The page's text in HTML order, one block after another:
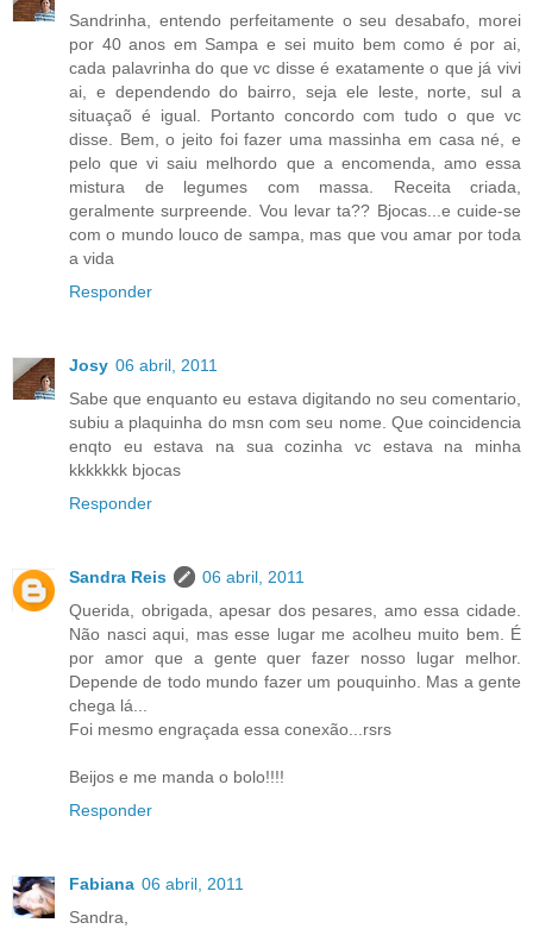
Sandrinha, entendo perfeitamente o seu desabafo, morei
por 40 anos em Sampa e sei muito bem como é por ai,
cada palavrinha do que vc disse é exatamente o que já vivi
ai, e dependendo do bairro, seja ele leste, norte, sul a
situaçaõ é igual. Portanto concordo com tudo o que vc
disse. Bem, o jeito foi fazer uma massinha em casa né, e
pelo que vi saiu melhordo que a encomenda, amo essa
mistura de legumes com massa. Receita criada,
geralmente surpreende. Vou levar ta?? Bjocas...e cuide-se
com o mundo louco de sampa, mas que vou amar por toda
a vida
Responder
Josy 06 abril, 2011
Sabe que enquanto eu estava digitando no seu comentario,
subiu a plaquinha do msn com seu nome. Que coincidencia
enqto eu estava na sua cozinha vc estava na minha
kkkkkkk bjocas
Responder
Sandra Reis
06 abril, 2011
Querida, obrigada, apesar dos pesares, amo essa cidade.
Não nasci aqui, mas esse lugar me acolheu muito bem. É
por amor que a gente quer fazer nosso lugar melhor.
Depende de todo mundo fazer um pouquinho. Mas a gente
chega lá...
Foi mesmo engraçada essa conexão...rsrs
Beijos e me manda o bolo!!!!
Responder
Fabiana 06 abril, 2011
Sandra,